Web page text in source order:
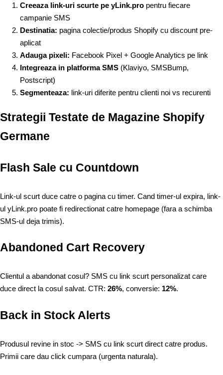
Creeaza link-uri scurte pe yLink.pro pentru fiecare
campanie SMS
Destinatia: pagina colectie/produs Shopify cu discount pre-
aplicat
Adauga pixeli: Facebook Pixel + Google Analytics pe link
Integreaza in platforma SMS (Klaviyo, SMSBump,
Postscript)
Segmenteaza: link-uri diferite pentru clienti noi vs recurenti
Strategii Testate de Magazine Shopify
Germane
Flash Sale cu Countdown
Link-ul scurt duce catre o pagina cu timer. Cand timer-ul expira, link-
ul yLink.pro poate fi redirectionat catre homepage (fara a schimba
SMS-ul deja trimis).
Abandoned Cart Recovery
Clientul a abandonat cosul? SMS cu link scurt personalizat care
duce direct la cosul salvat. CTR: 26%, conversie: 12%.
Back in Stock Alerts
Produsul revine in stoc -> SMS cu link scurt direct catre produs.
Primii care dau click cumpara (urgenta naturala).